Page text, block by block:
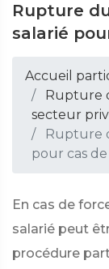
Rupture
salarié
Accueil
Rupture
secteur
Rupture
pour cas
En cas de
salarié peut
procédure